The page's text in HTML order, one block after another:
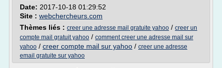
Date: 2017-10-18 01:29:52
Site : webchercheurs.com
Thèmes liés : creer une adresse mail gratuite yahoo / creer un
compte mail gratuit yahoo / comment creer une adresse mail sur
yahoo / creer compte mail sur yahoo / creer une adresse
email gratuite sur yahoo